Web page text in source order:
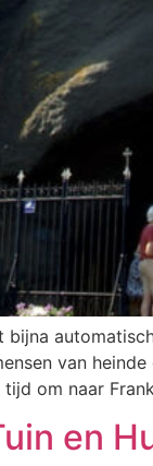
bijna
van
tijd om naar
en